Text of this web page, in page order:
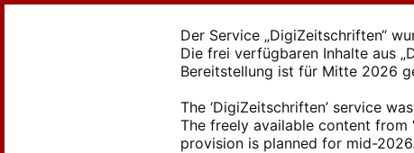
Der Service „DigiZeitschriften“
Die frei verfügbaren Inhalte aus
Bereitstellung ist für Mitte 2026
The ‘DigiZeitschriften’ service
The freely available content from
provision is planned for mid-